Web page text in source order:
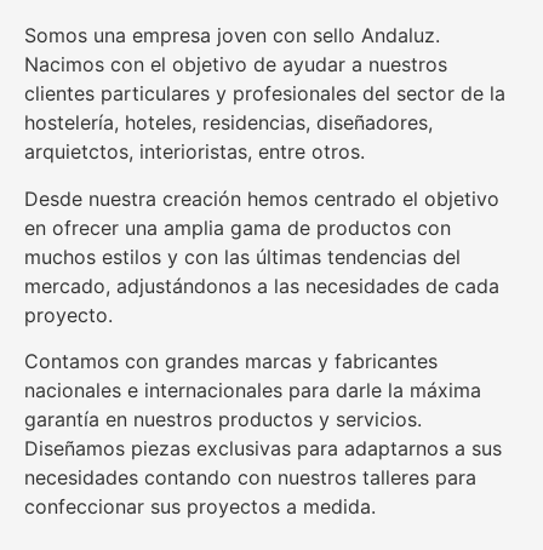
Somos una empresa joven con sello Andaluz.
Nacimos con el objetivo de ayudar a nuestros
clientes particulares y profesionales del sector de la
hostelería, hoteles, residencias, diseñadores,
arquietctos, interioristas, entre otros.
Desde nuestra creación hemos centrado el objetivo
en ofrecer una amplia gama de productos con
muchos estilos y con las últimas tendencias del
mercado, adjustándonos a las necesidades de cada
proyecto.
Contamos con grandes marcas y fabricantes
nacionales e internacionales para darle la máxima
garantía en nuestros productos y servicios.
Diseñamos piezas exclusivas para adaptarnos a sus
necesidades contando con nuestros talleres para
confeccionar sus proyectos a medida.